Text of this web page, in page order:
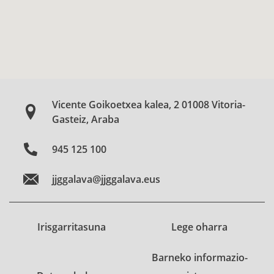
Vicente Goikoetxea kalea, 2 01008 Vitoria-
Gasteiz, Araba
945 125 100
jjggalava@jjggalava.eus
Irisgarritasuna Lege oharra
Barneko informazio-